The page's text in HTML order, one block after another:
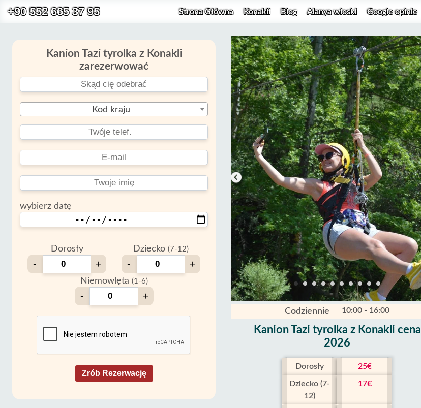
+90 552 665 37 95 Strona Główna Konakli Blog Alanya wioski Google opinie
Codziennie 10:00 - 16:00
Kanion Tazi tyrolka z Konakli cena
2026
Dorosły 25€
Dziecko (7-
12)
17€
Kanion Tazi tyrolka z Konakli
zarezerwować
Kod kraju
wybierz datę
Dorosły
- +
Dziecko (7-12)
- +
Niemowlęta (1-6)
- +
Zrób Rezerwację